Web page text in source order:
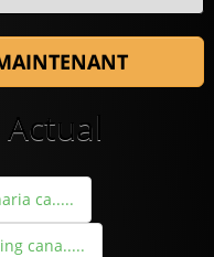
ca.....
cana.....